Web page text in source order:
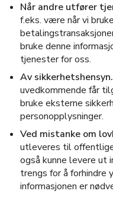
Når andre utfører
f.eks. være når vi
bruke denne
tjenester for oss.
Av sikkerhetshensyn.
uvedkommende får
bruke eksterne
personopplysninger.
Ved mistanke om
utleveres til
også kunne levere ut
trengs for å
informasjonen er